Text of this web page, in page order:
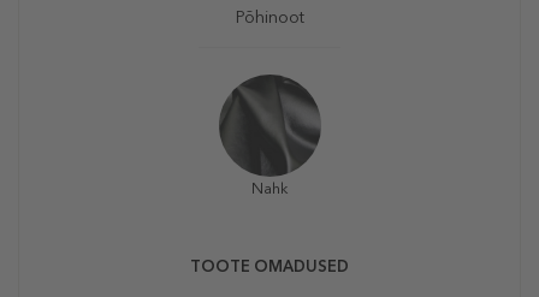
Põhinoot
Nahk
TOOTE OMADUSED